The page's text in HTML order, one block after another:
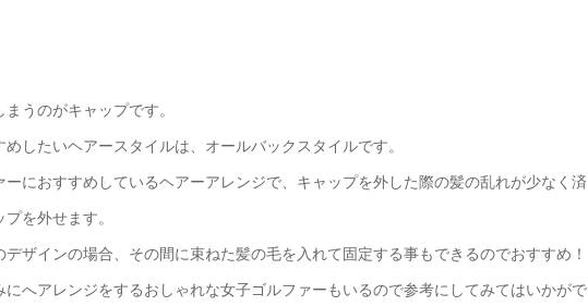
うのがキャップです。
したいヘアースタイルは、オールバックスタイルです。
におすすめしているヘアーアレンジで、キャップを外した際の髪の乱れが少なく済
を外せます。
ザインの場合、その間に束ねた髪の毛を入れて固定する事もできるのでおすすめ！
へアレンジをするおしゃれな女子ゴルファーもいるので参考にしてみてはいかがで